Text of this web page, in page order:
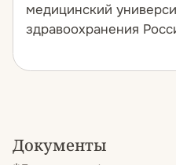
медицинский
здравоохранения
Документы